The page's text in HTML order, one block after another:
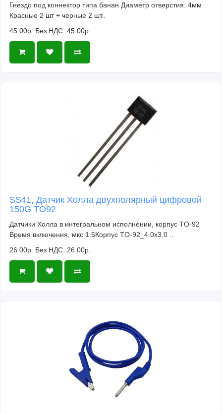
Гнездо под коннектор типа банан Диаметр отверстия: 4мм
Красные 2 шт + черные 2 шт..
45.00р. Без НДС: 45.00р.
SS41, Датчик Холла двухполярный цифровой
150G TO92
Датчики Холла в интегральном исполнении, корпус TO-92
Время включения, мкс 1.5Корпус TO-92_4.0x3.0 ..
26.00р. Без НДС: 26.00р.